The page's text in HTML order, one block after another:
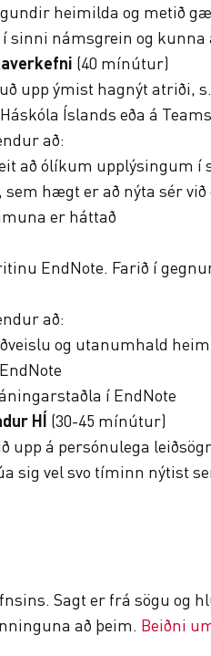
heimilda og metið
námsgrein og kunna
(40 mínútur)
upp ýmist hagnýt atriði,
Íslands eða á
að:
að ólíkum upplýsingum í
hægt er að nýta sér
er háttað
EndNote. Farið í
að:
og utanumhald
í EndNote
HÍ (30-45 mínútur)
upp á persónulega
sig vel svo tíminn nýtist
Sagt er frá sögu og
að þeim. Beiðni